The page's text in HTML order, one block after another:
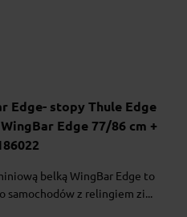
Edge- stopy Thule Edge
Edge 77/86 cm +
belką WingBar Edge to
samochodów z relingiem zi...